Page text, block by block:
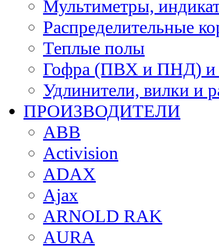
Мультиметры,
Распределительные
Теплые полы
Гофра (ПВХ и ПНД) и
Удлинители, вилки и
ПРОИЗВОДИТЕЛИ
ABB
Activision
ADAX
Ajax
ARNOLD RAK
AURA